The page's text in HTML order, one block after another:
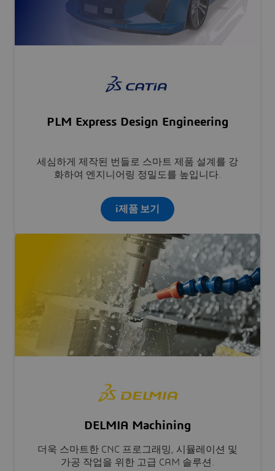
PLM Express Design Engineering
세심하게 제작된 번들로 스마트 제품 설계를 강
화하여 엔지니어링 정밀도를 높입니다.
i제품 보기
DELMIA Machining
더욱 스마트한 CNC 프로그래밍, 시뮬레이션 및
가공 작업을 위한 고급 CAM 솔루션.